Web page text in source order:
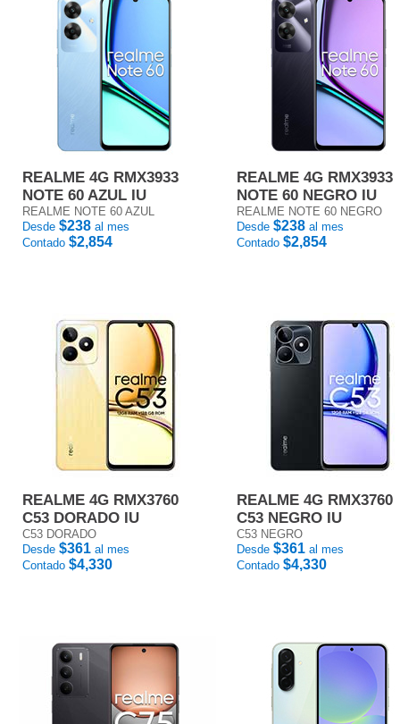
REALME 4G RMX3933
NOTE 60 AZUL IU
REALME NOTE 60 AZUL
Desde $238 al mes
Contado $2,854
REALME 4G RMX3933
NOTE 60 NEGRO IU
REALME NOTE 60 NEGRO
Desde $238 al mes
Contado $2,854
REALME 4G RMX3760
C53 DORADO IU
C53 DORADO
Desde $361 al mes
Contado $4,330
REALME 4G RMX3760
C53 NEGRO IU
C53 NEGRO
Desde $361 al mes
Contado $4,330